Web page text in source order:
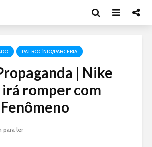
PATROCÍNIO/PARCERIA
| Nike
irá romper com
para ler